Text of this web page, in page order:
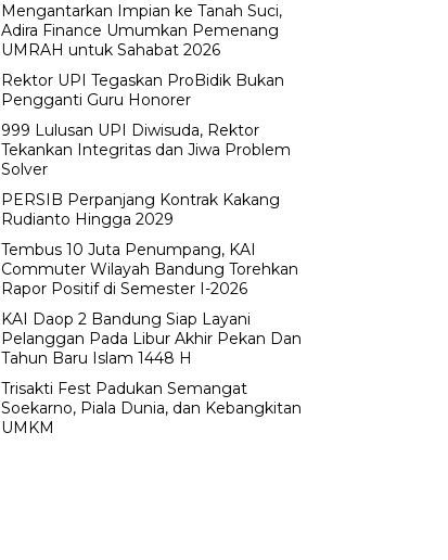
Mengantarkan Impian ke Tanah Suci,
Adira Finance Umumkan Pemenang
UMRAH untuk Sahabat 2026
Rektor UPI Tegaskan ProBidik Bukan
Pengganti Guru Honorer
999 Lulusan UPI Diwisuda, Rektor
Tekankan Integritas dan Jiwa Problem
Solver
PERSIB Perpanjang Kontrak Kakang
Rudianto Hingga 2029
Tembus 10 Juta Penumpang, KAI
Commuter Wilayah Bandung Torehkan
Rapor Positif di Semester I-2026
KAI Daop 2 Bandung Siap Layani
Pelanggan Pada Libur Akhir Pekan Dan
Tahun Baru Islam 1448 H
Trisakti Fest Padukan Semangat
Soekarno, Piala Dunia, dan Kebangkitan
UMKM